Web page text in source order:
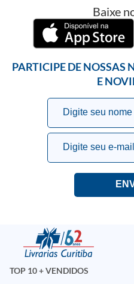
Baixe
PARTICIPE DE NOSSAS
E
TOP 10 + VENDIDOS